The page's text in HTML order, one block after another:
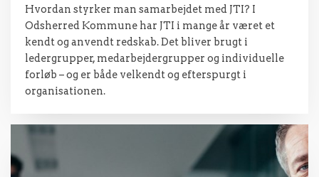
Hvordan styrker man samarbejdet med JTI? I
Odsherred Kommune har JTI i mange år været et
kendt og anvendt redskab. Det bliver brugt i
ledergrupper, medarbejdergrupper og individuelle
forløb – og er både velkendt og efterspurgt i
organisationen.